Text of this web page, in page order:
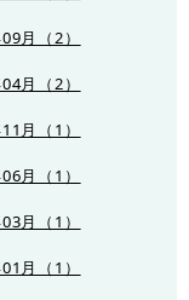
月（2）
月（2）
月（1）
月（1）
月（1）
月（1）